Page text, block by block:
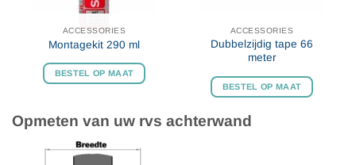
ACCESSORIES
Montagekit 290 ml
BESTEL OP MAAT
ACCESSORIES
Dubbelzijdig tape 66
meter
BESTEL OP MAAT
Opmeten van uw rvs achterwand